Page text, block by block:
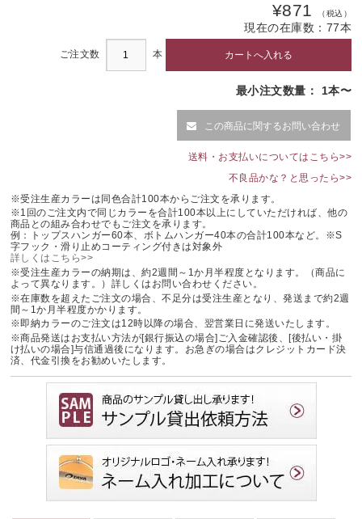
ホワイトブロンズ
ホワイトブロンズツヤ消 白粉体塗装
¥871 （税込）
現在の在庫数： 77本
ご注文数 本
最小注文数量： 1本〜
この商品に関するお問い合わせ
送料・お支払いについてはこちら>>
不良品かな？と思ったら>>
※受注生産カラーは同色合計100本からご注文を承ります。
※1回のご注文内で同じカラーを合計100本以上にしていただければ、他の
商品との組み合わせでもご注文を承ります。
例：トップスハンガー60本、ボトムハンガー40本の合計100本など。※S
字フック・滑り止めコーティング付きは対象外
詳しくはこちら>>
※受注生産カラーの納期は、約2週間～1か月半程度となります。（商品に
よって異なります。）詳しくはお問い合わせください。
※在庫数を超えたご注文の場合、不足分は受注生産となり、発送まで約2週
間～1か月半程度かかります。
※即納カラーのご注文は12時以降の場合、翌営業日に発送いたします。
※商品発送はお支払い方法が[銀行振込の場合]ご入金確認後、[後払い・掛
け払いの場合]与信通過後になります。お急ぎの場合はクレジットカード決
済、代金引換をお勧めいたします。